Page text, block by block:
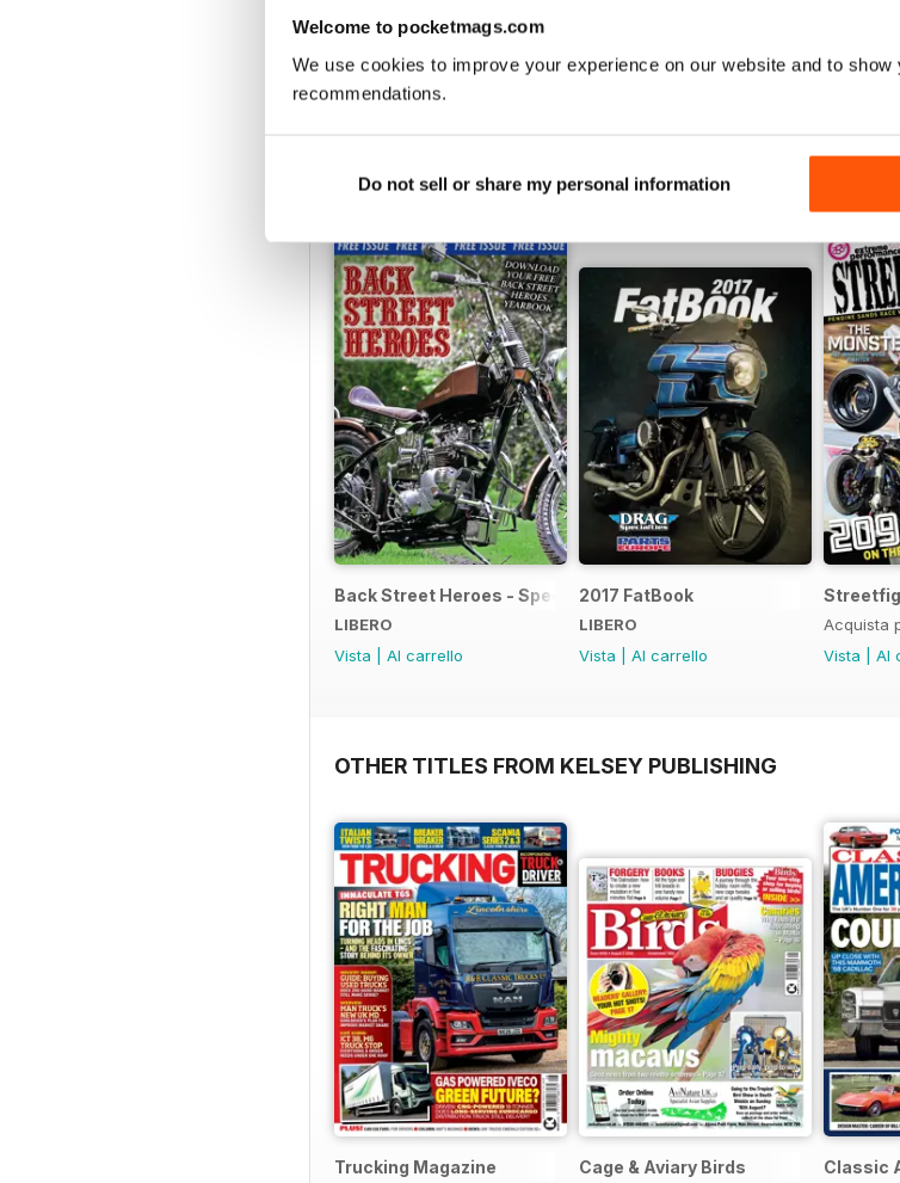
Welcome to pocketmags.com
We use cookies to improve your experience on our website and to
recommendations.
Do not sell or share my personal information
Acquista per €5,99
SPECIAL EDITIONS
Back Street Heroes - Special Edition - Free
LIBERO
Vista
Al carrello
2017 FatBook
LIBERO
Vista
Al carrello
Acquista
Vista
Al
OTHER TITLES FROM KELSEY PUBLISHING
Trucking Magazine Cage & Aviary Birds Classic